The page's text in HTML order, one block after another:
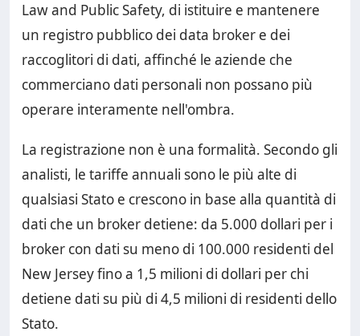
Law and Public Safety, di istituire e mantenere
un registro pubblico dei data broker e dei
raccoglitori di dati, affinché le aziende che
commerciano dati personali non possano più
operare interamente nell'ombra.
La registrazione non è una formalità. Secondo gli
analisti, le tariffe annuali sono le più alte di
qualsiasi Stato e crescono in base alla quantità di
dati che un broker detiene: da 5.000 dollari per i
broker con dati su meno di 100.000 residenti del
New Jersey fino a 1,5 milioni di dollari per chi
detiene dati su più di 4,5 milioni di residenti dello
Stato.